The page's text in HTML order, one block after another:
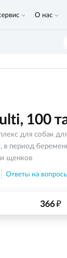
О нас
100
для собак
в период
щенков
Ответы на
366₽